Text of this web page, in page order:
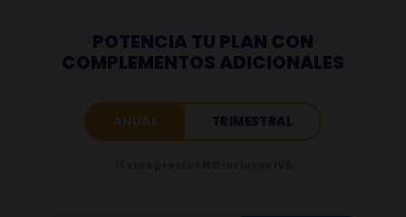
POTENCIA TU PLAN CON
COMPLEMENTOS ADICIONALES
ANUAL TRIMESTRAL